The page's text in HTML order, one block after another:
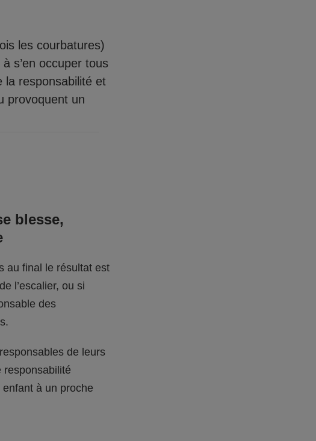
les courbatures)
s’en occuper tous
la responsabilité et
provoquent un
blesse,
au final le résultat est
l’escalier, ou si
des
de leurs
responsabilité
à un proche